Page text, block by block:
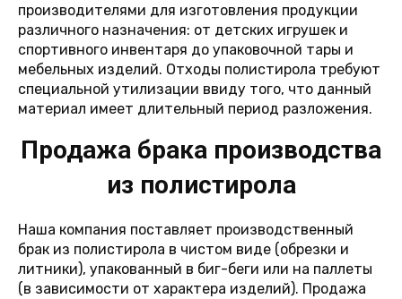
производителями для изготовления продукции
различного назначения: от детских игрушек и
спортивного инвентаря до упаковочной тары и
мебельных изделий. Отходы полистирола требуют
специальной утилизации ввиду того, что данный
материал имеет длительный период разложения.
Продажа брака производства
из полистирола
Наша компания поставляет производственный
брак из полистирола в чистом виде (обрезки и
литники), упакованный в биг-беги или на паллеты
(в зависимости от характера изделий). Продажа